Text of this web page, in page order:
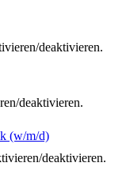
(w/m/d)
deaktivieren.
deaktivieren.
deaktivieren.